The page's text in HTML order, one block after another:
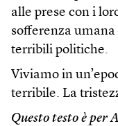
alle prese con i
sofferenza
terribili politiche.
Viviamo in
terribile. La
Questo testo è per